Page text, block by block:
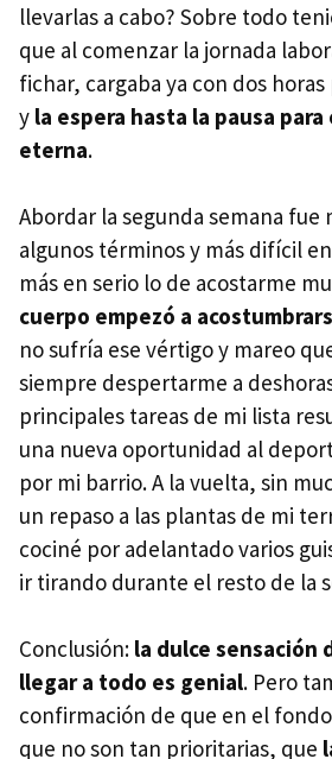
llevarlas a cabo? Sobre todo
que al comenzar la jornada
fichar, cargaba ya con dos
y la espera hasta la pausa para
eterna.
Abordar la segunda semana fue
algunos términos y más difícil
más en serio lo de acostarme
cuerpo empezó a
no sufría ese vértigo y mareo
siempre despertarme a
principales tareas de mi lista
una nueva oportunidad al
por mi barrio. A la vuelta, sin
un repaso a las plantas de mi
cociné por adelantado varios
ir tirando durante el resto de la
Conclusión: la dulce sensación
llegar a todo es genial. Pero
confirmación de que en el
que no son tan prioritarias, que